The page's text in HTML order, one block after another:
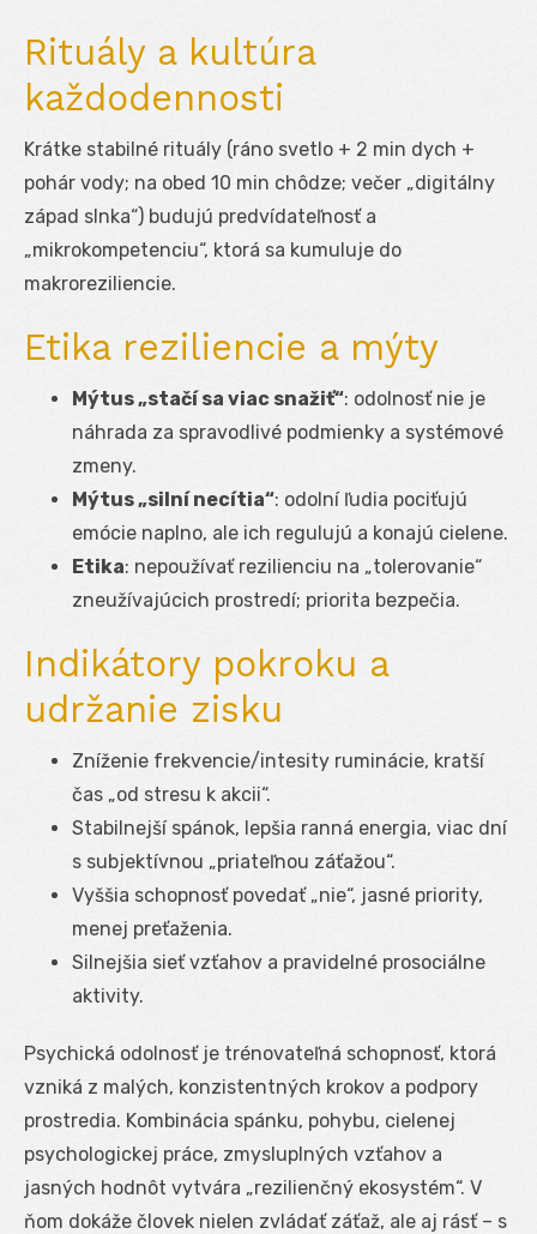
Rituály a kultúra
každodennosti
Krátke stabilné rituály (ráno svetlo + 2 min dych +
pohár vody; na obed 10 min chôdze; večer „digitálny
západ slnka“) budujú predvídateľnosť a
„mikrokompetenciu“, ktorá sa kumuluje do
makroreziliencie.
Etika reziliencie a mýty
Mýtus „stačí sa viac snažiť“: odolnosť nie je
náhrada za spravodlivé podmienky a systémové
zmeny.
Mýtus „silní necítia“: odolní ľudia pociťujú
emócie naplno, ale ich regulujú a konajú cielene.
Etika: nepoužívať rezilienciu na „tolerovanie“
zneužívajúcich prostredí; priorita bezpečia.
Indikátory pokroku a
udržanie zisku
Zníženie frekvencie/intesity ruminácie, kratší
čas „od stresu k akcii“.
Stabilnejší spánok, lepšia ranná energia, viac dní
s subjektívnou „priateľnou záťažou“.
Vyššia schopnosť povedať „nie“, jasné priority,
menej preťaženia.
Silnejšia sieť vzťahov a pravidelné prosociálne
aktivity.
Psychická odolnosť je trénovateľná schopnosť, ktorá
vzniká z malých, konzistentných krokov a podpory
prostredia. Kombinácia spánku, pohybu, cielenej
psychologickej práce, zmysluplných vzťahov a
jasných hodnôt vytvára „rezilienčný ekosystém“. V
ňom dokáže človek nielen zvládať záťaž, ale aj rásť – s